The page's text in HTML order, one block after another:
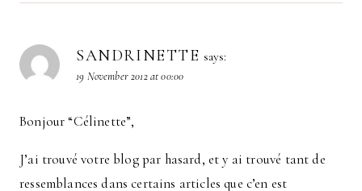
SANDRINETTE says:
19 November 2012 at 00:00
Bonjour “Célinette”,
J’ai trouvé votre blog par hasard, et y ai trouvé tant de
ressemblances dans certains articles que c’en est